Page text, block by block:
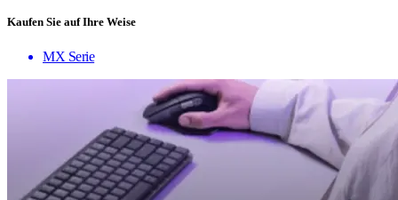
Kaufen Sie auf Ihre Weise
MX Serie